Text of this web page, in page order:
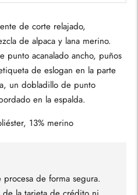
de corte relajado,
de alpaca y lana merino.
punto acanalado ancho, puños
de eslogan en la parte
un dobladillo de punto
en la espalda.
13% merino
de forma segura.